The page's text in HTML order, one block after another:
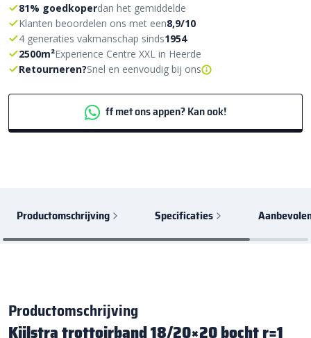
81% goedkoperdan het gemiddelde
Klanten beoordelen ons met een8,9/10
4 generaties vakmanschap sinds1954
2500m²Experience Centre XXL in Heerde
Retourneren?Snel en eenvoudig bij ons
ff met ons appen? Kan ook!
Productomschrijving Specificaties
Productomschrijving
Kijlstra trottoirband 18/20×20 bocht r=1